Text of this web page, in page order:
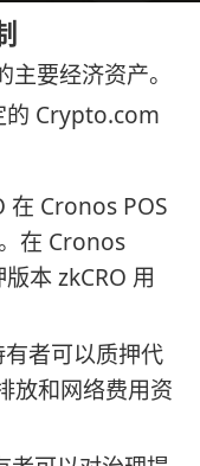
要经济资产。
的 Crypto.com
在 Cronos POS
在 Cronos
本 zkCRO 用
有者可以质押代
放和网络费用资